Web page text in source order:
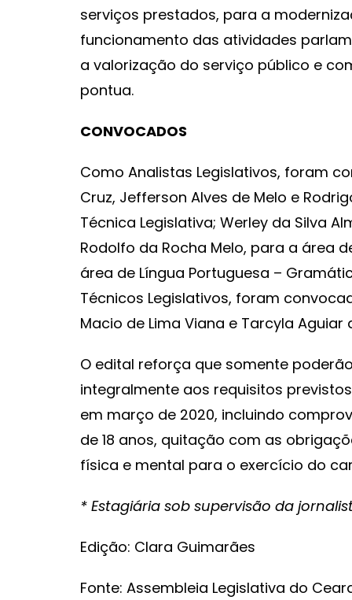
serviços prestados, para a
funcionamento das atividades
a valorização do serviço público e
pontua.
CONVOCADOS
Como Analistas Legislativos, foram
Cruz, Jefferson Alves de Melo e
Técnica Legislativa; Werley da Silva
Rodolfo da Rocha Melo, para a área
área de Língua Portuguesa –
Técnicos Legislativos, foram
Macio de Lima Viana e Tarcyla Aguiar
O edital reforça que somente
integralmente aos requisitos
em março de 2020, incluindo
de 18 anos, quitação com as
física e mental para o exercício do
* Estagiária sob supervisão da
Edição: Clara Guimarães
Fonte: Assembleia Legislativa do